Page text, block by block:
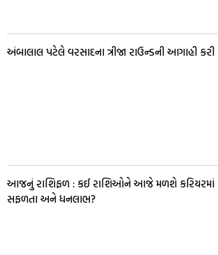
અંબાલાલ પટેલે વરસાદના ત્રીજા રાઉન્ડની આગાહી કરી
આજનું રાશિફળ : કઈ રાશિઓને આજે મળશે કરિયરમાં
સફળતા અને ધનલાભ?